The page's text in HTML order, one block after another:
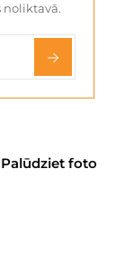
noliktavā.
foto